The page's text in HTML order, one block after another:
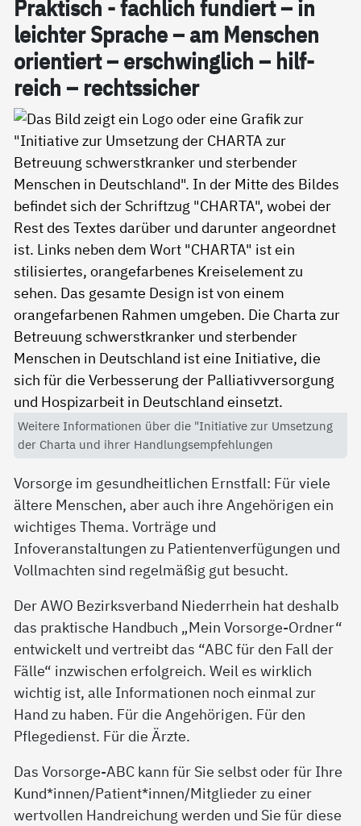
Prak­tisch - fach­lich fun­diert – in
leich­ter Spra­che – am Men­schen
ori­en­tiert – er­schwing­lich – hil­f­
reich – rechts­si­cher
Weitere Informationen über die "Initiative zur Umsetzung
der Charta und ihrer Handlungsempfehlungen
Vorsorge im gesundheitlichen Ernstfall: Für viele
ältere Menschen, aber auch ihre Angehörigen ein
wichtiges Thema. Vorträge und
Infoveranstaltungen zu Patientenverfügungen und
Vollmachten sind regelmäßig gut besucht.
Der AWO Bezirksverband Niederrhein hat deshalb
das praktische Handbuch „Mein Vorsorge-Ordner“
entwickelt und vertreibt das “ABC für den Fall der
Fälle“ inzwischen erfolgreich. Weil es wirklich
wichtig ist, alle Informationen noch einmal zur
Hand zu haben. Für die Angehörigen. Für den
Pflegedienst. Für die Ärzte.
Das Vorsorge-ABC kann für Sie selbst oder für Ihre
Kund*innen/Patient*innen/Mitglieder zu einer
wertvollen Handreichung werden und Sie für diese